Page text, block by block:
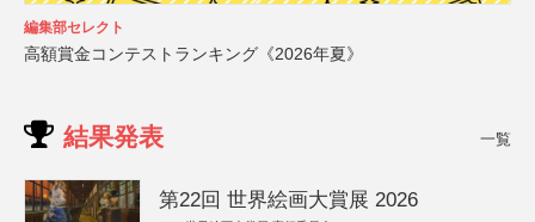
編集部セレクト
高額賞金コンテストランキング《2026年夏》
結果発表 一覧
第22回 世界絵画大賞展 2026